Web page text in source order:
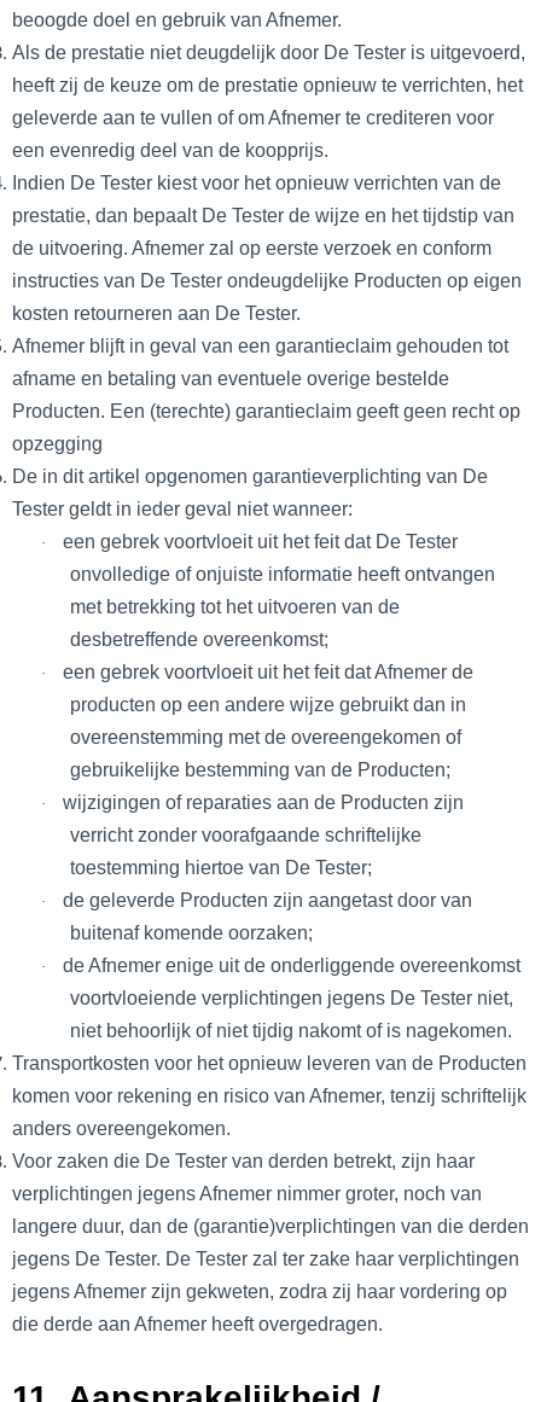
beoogde doel en gebruik van Afnemer.
Als de prestatie niet deugdelijk door De Tester is uitgevoerd,
heeft zij de keuze om de prestatie opnieuw te verrichten, het
geleverde aan te vullen of om Afnemer te crediteren voor
een evenredig deel van de koopprijs.
Indien De Tester kiest voor het opnieuw verrichten van de
prestatie, dan bepaalt De Tester de wijze en het tijdstip van
de uitvoering. Afnemer zal op eerste verzoek en conform
instructies van De Tester ondeugdelijke Producten op eigen
kosten retourneren aan De Tester.
Afnemer blijft in geval van een garantieclaim gehouden tot
afname en betaling van eventuele overige bestelde
Producten. Een (terechte) garantieclaim geeft geen recht op
opzegging
De in dit artikel opgenomen garantieverplichting van De
Tester geldt in ieder geval niet wanneer:
·
een gebrek voortvloeit uit het feit dat De Tester
onvolledige of onjuiste informatie heeft ontvangen
met betrekking tot het uitvoeren van de
desbetreffende overeenkomst;
·
een gebrek voortvloeit uit het feit dat Afnemer de
producten op een andere wijze gebruikt dan in
overeenstemming met de overeengekomen of
gebruikelijke bestemming van de Producten;
·
wijzigingen of reparaties aan de Producten zijn
verricht zonder voorafgaande schriftelijke
toestemming hiertoe van De Tester;
·
de geleverde Producten zijn aangetast door van
buitenaf komende oorzaken;
·
de Afnemer enige uit de onderliggende overeenkomst
voortvloeiende verplichtingen jegens De Tester niet,
niet behoorlijk of niet tijdig nakomt of is nagekomen.
Transportkosten voor het opnieuw leveren van de Producten
komen voor rekening en risico van Afnemer, tenzij schriftelijk
anders overeengekomen.
Voor zaken die De Tester van derden betrekt, zijn haar
verplichtingen jegens Afnemer nimmer groter, noch van
langere duur, dan de (garantie)verplichtingen van die derden
jegens De Tester. De Tester zal ter zake haar verplichtingen
jegens Afnemer zijn gekweten, zodra zij haar vordering op
die derde aan Afnemer heeft overgedragen.